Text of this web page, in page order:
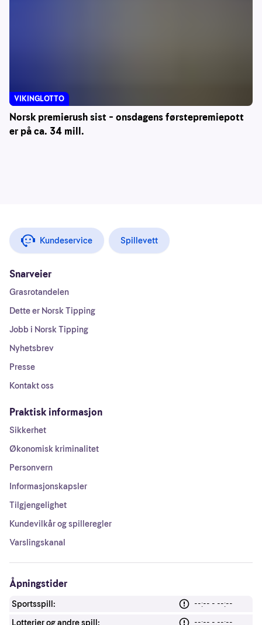
Norsk premierush sist – onsdagens førstepremiepott
er på ca. 34 mill.
VIKINGLOTTO
Kundeservice Spillevett
Snarveier
Grasrotandelen
Dette er Norsk Tipping
Jobb i Norsk Tipping
Nyhetsbrev
Presse
Kontakt oss
Praktisk informasjon
Sikkerhet
Økonomisk kriminalitet
Personvern
Informasjonskapsler
Tilgjengelighet
Kundevilkår og spilleregler
Varslingskanal
Åpningstider
Sportsspill:
--:-- - --:--
Lotterier og andre spill:
--:-- - --:--